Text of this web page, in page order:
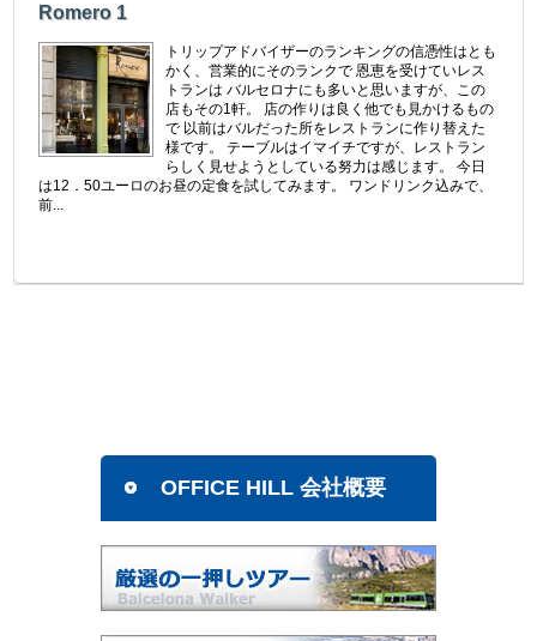
Romero 1
トリップアドバイザーのランキングの信憑性はとも
かく、営業的にそのランクで 恩恵を受けていレス
トランは バルセロナにも多いと思いますが、この
店もその1軒。 店の作りは良く他でも見かけるもの
で 以前はバルだった所をレストランに作り替えた
様です。 テーブルはイマイチですが、レストラン
らしく見せようとしている努力は感じます。 今日
は12．50ユーロのお昼の定食を試してみます。 ワンドリンク込みで、
前...
OFFICE HILL 会社概要